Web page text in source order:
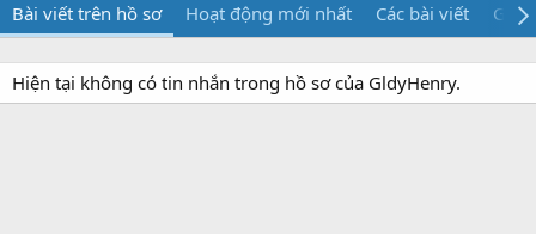
Bài viết trên hồ sơ Hoạt động mới nhất Các bài viết Giới
Hiện tại không có tin nhắn trong hồ sơ của GldyHenry.